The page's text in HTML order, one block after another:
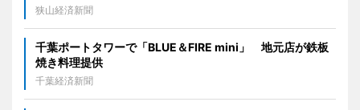
狭山経済新聞
千葉ポートタワーで「BLUE＆FIRE mini」 地元店が鉄板
焼き料理提供
千葉経済新聞